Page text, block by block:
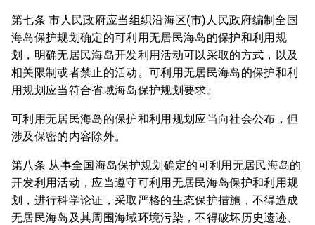
第七条 市人民政府应当组织沿海区(市)人民政府编制全国
海岛保护规划确定的可利用无居民海岛的保护和利用规
划，明确无居民海岛开发利用活动可以采取的方式，以及
相关限制或者禁止的活动。可利用无居民海岛的保护和利
用规划应当符合省域海岛保护规划要求。
可利用无居民海岛的保护和利用规划应当向社会公布，但
涉及保密的内容除外。
第八条 从事全国海岛保护规划确定的可利用无居民海岛的
开发利用活动，应当遵守可利用无居民海岛保护和利用规
划，进行科学论证，采取严格的生态保护措施，不得造成
无居民海岛及其周围海域环境污染，不得破坏历史遗迹、